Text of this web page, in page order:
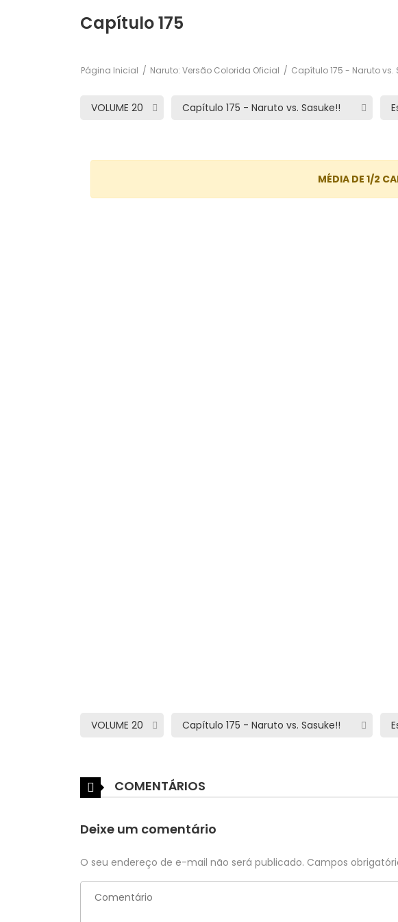
Capítulo 175
Página Inicial Naruto: Versão Colorida Oficial Capítulo 175 - Naruto vs.
MÉDIA DE 1/2
COMENTÁRIOS
Deixe um comentário
O seu endereço de e-mail não será publicado. Campos